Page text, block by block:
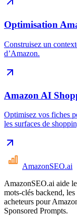
Optimisation
Construisez un
d’Amazon.
Amazon AI
Optimisez vos fiches
les surfaces de
AmazonSEO.ai
AmazonSEO.ai aide
mots-clés backend,
acheteurs pour
Sponsored Prompts.